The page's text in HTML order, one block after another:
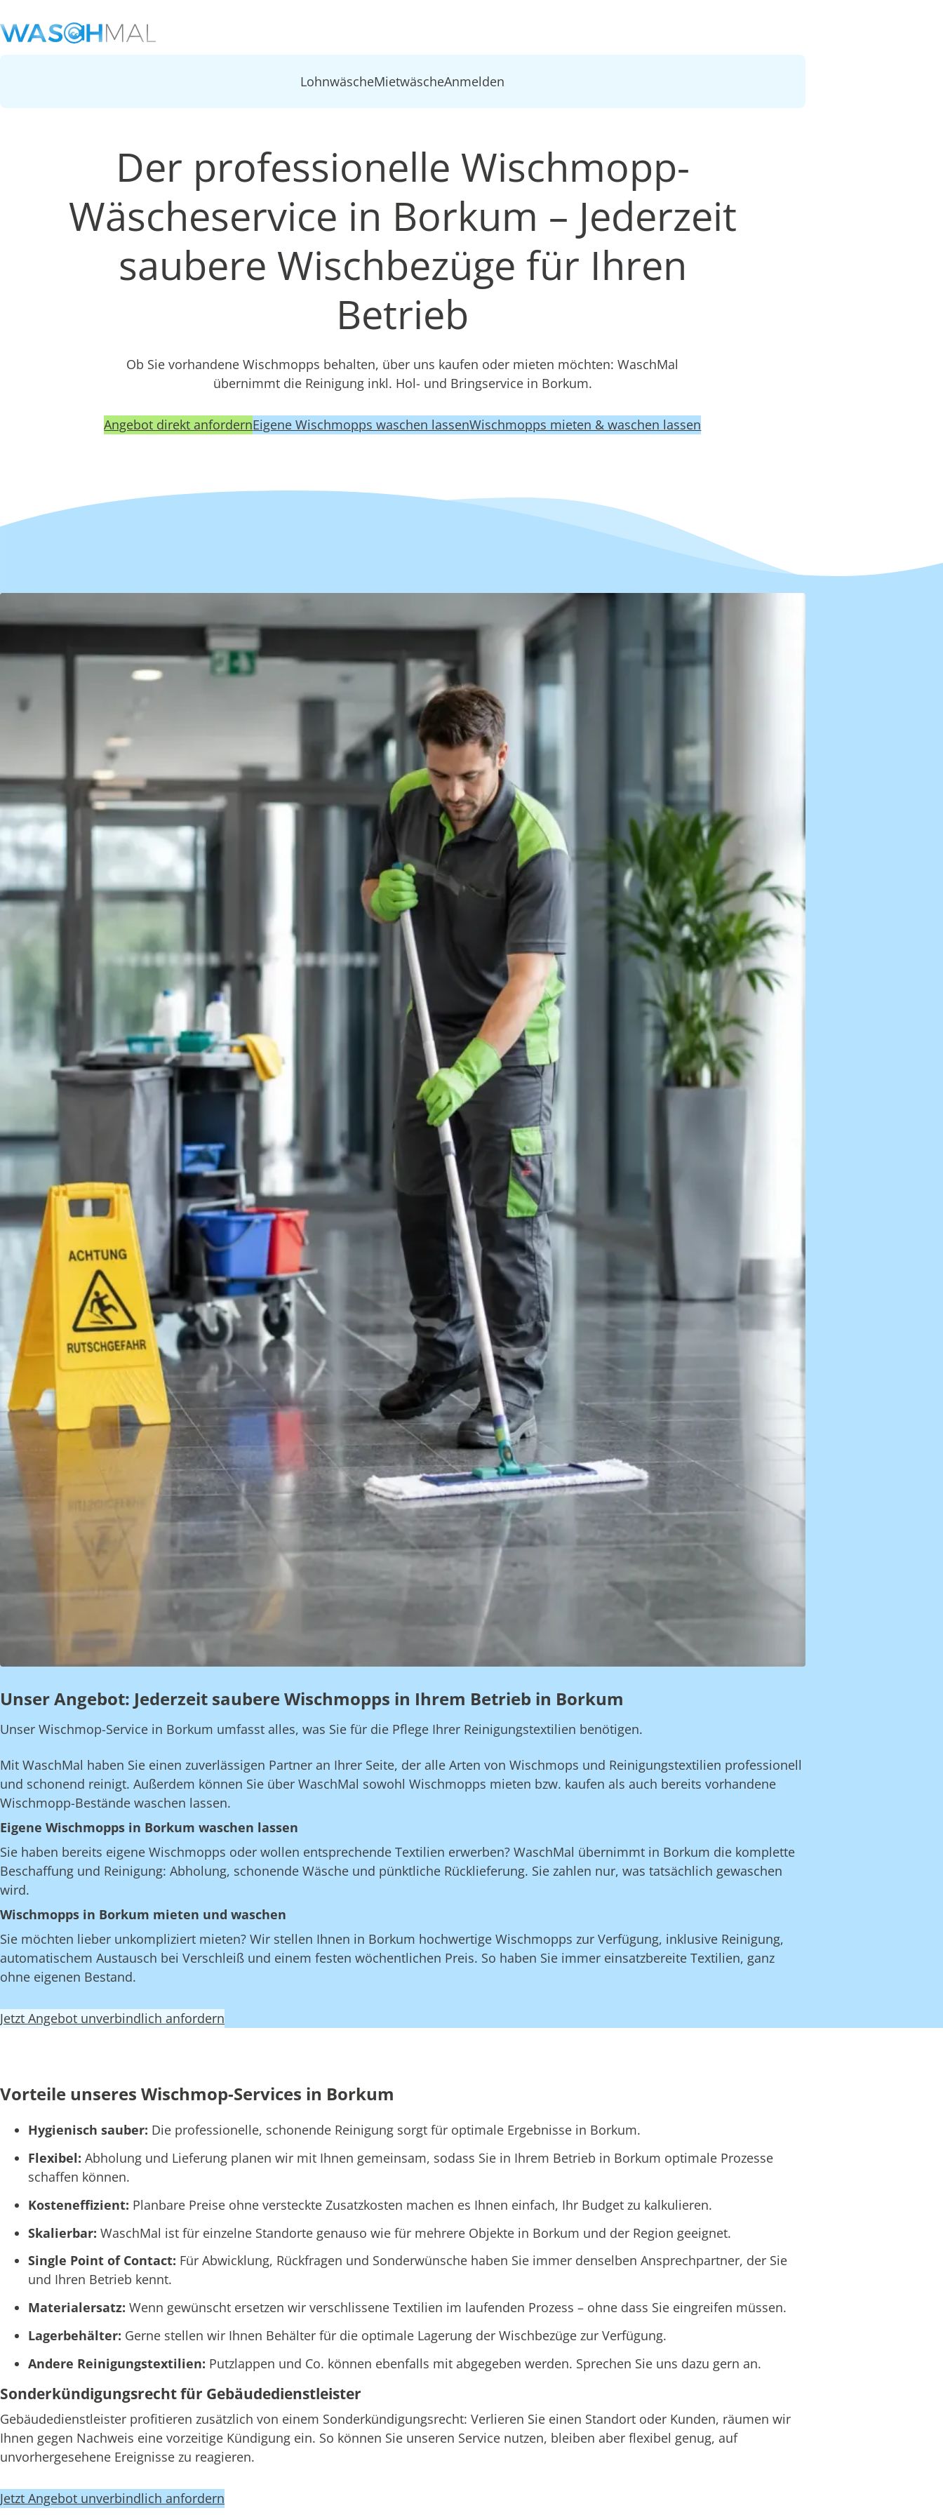
LohnwäscheMietwäscheAnmelden
Der professionelle Wischmopp-
Wäscheservice in Borkum – Jederzeit
saubere Wischbezüge für Ihren
Betrieb
Ob Sie vorhandene Wischmopps behalten, über uns kaufen oder mieten möchten: WaschMal
übernimmt die Reinigung inkl. Hol- und Bringservice in Borkum.
Angebot direkt anfordernEigene Wischmopps waschen lassenWischmopps mieten & waschen lassen
Unser Angebot: Jederzeit saubere Wischmopps in Ihrem Betrieb in Borkum
Unser Wischmop-Service in Borkum umfasst alles, was Sie für die Pflege Ihrer Reinigungstextilien benötigen.
Mit WaschMal haben Sie einen zuverlässigen Partner an Ihrer Seite, der alle Arten von Wischmops und Reinigungstextilien professionell
und schonend reinigt. Außerdem können Sie über WaschMal sowohl Wischmopps mieten bzw. kaufen als auch bereits vorhandene
Wischmopp-Bestände waschen lassen.
Eigene Wischmopps in Borkum waschen lassen
Sie haben bereits eigene Wischmopps oder wollen entsprechende Textilien erwerben? WaschMal übernimmt in Borkum die komplette
Beschaffung und Reinigung: Abholung, schonende Wäsche und pünktliche Rücklieferung. Sie zahlen nur, was tatsächlich gewaschen
wird.
Wischmopps in Borkum mieten und waschen
Sie möchten lieber unkompliziert mieten? Wir stellen Ihnen in Borkum hochwertige Wischmopps zur Verfügung, inklusive Reinigung,
automatischem Austausch bei Verschleiß und einem festen wöchentlichen Preis. So haben Sie immer einsatzbereite Textilien, ganz
ohne eigenen Bestand.
Jetzt Angebot unverbindlich anfordern
Vorteile unseres Wischmop-Services in Borkum
Hygienisch sauber: Die professionelle, schonende Reinigung sorgt für optimale Ergebnisse in Borkum.
Flexibel: Abholung und Lieferung planen wir mit Ihnen gemeinsam, sodass Sie in Ihrem Betrieb in Borkum optimale Prozesse
schaffen können.
Kosteneffizient: Planbare Preise ohne versteckte Zusatzkosten machen es Ihnen einfach, Ihr Budget zu kalkulieren.
Skalierbar: WaschMal ist für einzelne Standorte genauso wie für mehrere Objekte in Borkum und der Region geeignet.
Single Point of Contact: Für Abwicklung, Rückfragen und Sonderwünsche haben Sie immer denselben Ansprechpartner, der Sie
und Ihren Betrieb kennt.
Materialersatz: Wenn gewünscht ersetzen wir verschlissene Textilien im laufenden Prozess – ohne dass Sie eingreifen müssen.
Lagerbehälter: Gerne stellen wir Ihnen Behälter für die optimale Lagerung der Wischbezüge zur Verfügung.
Andere Reinigungstextilien: Putzlappen und Co. können ebenfalls mit abgegeben werden. Sprechen Sie uns dazu gern an.
Sonderkündigungsrecht für Gebäudedienstleister
Gebäudedienstleister profitieren zusätzlich von einem Sonderkündigungsrecht: Verlieren Sie einen Standort oder Kunden, räumen wir
Ihnen gegen Nachweis eine vorzeitige Kündigung ein. So können Sie unseren Service nutzen, bleiben aber flexibel genug, auf
unvorhergesehene Ereignisse zu reagieren.
Jetzt Angebot unverbindlich anfordern